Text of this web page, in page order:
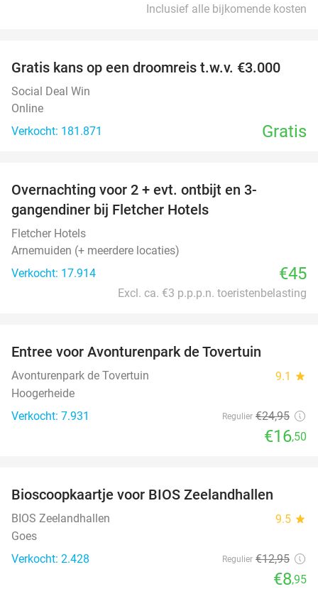
Inclusief alle bijkomende kosten
Gratis kans op een droomreis t.w.v. €3.000
Social Deal Win
Online
Verkocht: 181.871
Gratis
Overnachting voor 2 + evt. ontbijt en 3-
gangendiner bij Fletcher Hotels
Fletcher Hotels
Arnemuiden (+ meerdere locaties)
Verkocht: 17.914
€45
Excl. ca. €3 p.p.p.n. toeristenbelasting
Entree voor Avonturenpark de Tovertuin
Avonturenpark de Tovertuin 9.1 star
Hoogerheide
Verkocht: 7.931
Regulier €24,95
€16,50
Bioscoopkaartje voor BIOS Zeelandhallen
BIOS Zeelandhallen 9.5 star
Goes
Verkocht: 2.428
Regulier €12,95
€8,95